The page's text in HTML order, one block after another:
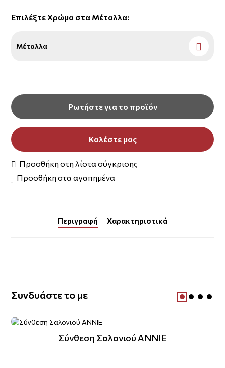
ΕπιλέξτεΧρώμα στα Μέταλλα:
Μέταλλα
Ρωτήστε για το προϊόν
Καλέστε μας
Προσθήκη στη λίστα σύγκρισης
Προσθήκη στα αγαπημένα
Περιγραφή Χαρακτηριστικά
Συνδυάστε το με
Σύνθεση Σαλονιού ANNIE